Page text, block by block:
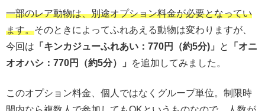
一部のレア動物は、別途オプション料金が必要となってい
ます。そのときによってふれあえる動物は変わりますが、
今回は 「キンカジューふれあい：770円（約5分)」 と
「オニ
オオハシ：770円（約5分）」
を追加してみました。
このオプション料金、個人ではなくグループ単位。制限時